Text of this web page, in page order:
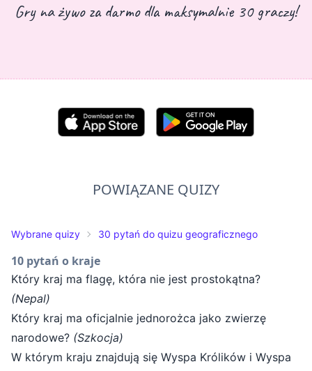
Gry na żywo za darmo dla maksymalnie 30 graczy!
POWIĄZANE QUIZY
Wybrane quizy 30 pytań do quizu geograficznego
10 pytań o kraje
Który kraj ma flagę, która nie jest prostokątna?
(Nepal)
Który kraj ma oficjalnie jednorożca jako zwierzę
narodowe? (Szkocja)
W którym kraju znajdują się Wyspa Królików i Wyspa